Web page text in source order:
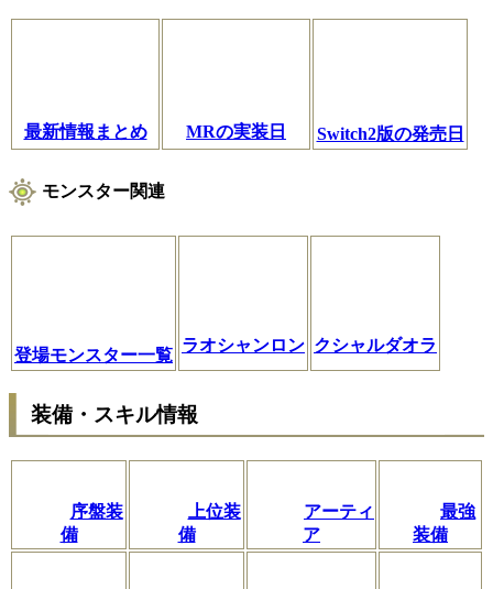
最新情報まとめ MRの実装日 Switch2版の発売日
モンスター関連
登場モンスター一覧
ラオシャンロン クシャルダオラ
装備・スキル情報
序盤装
備
上位装
備
アーティ
ア
最強
装備